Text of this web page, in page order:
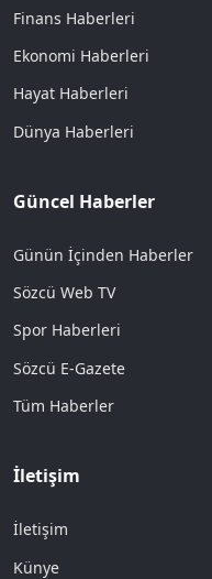
Finans Haberleri
Ekonomi Haberleri
Hayat Haberleri
Dünya Haberleri
Güncel Haberler
Günün İçinden Haberler
Sözcü Web TV
Spor Haberleri
Sözcü E-Gazete
Tüm Haberler
İletişim
İletişim
Künye